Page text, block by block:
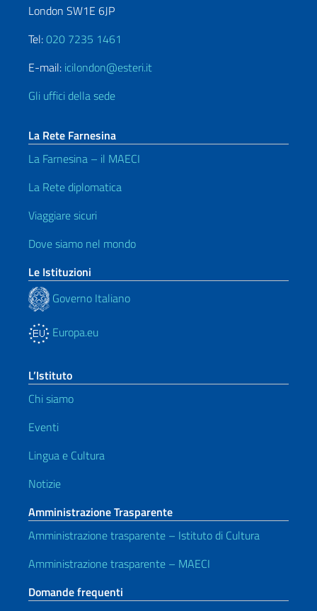
London SW1E 6JP
Tel:020 7235 1461
E-mail: icilondon@esteri.it
Gli uffici della sede
La Rete Farnesina
La Farnesina – il MAECI
La Rete diplomatica
Viaggiare sicuri
Dove siamo nel mondo
Le Istituzioni
Governo Italiano
Europa.eu
L’Istituto
Chi siamo
Eventi
Lingua e Cultura
Notizie
Amministrazione Trasparente
Amministrazione trasparente – Istituto di Cultura
Amministrazione trasparente – MAECI
Domande frequenti